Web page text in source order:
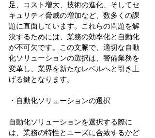
足、コスト増大、技術の進化、そしてセ
キュリティ脅威の増加など、数多くの課
題に直面しています。これらの問題を解
決するためには、業務の効率化と自動化
が不可欠です。この文脈で、適切な自動
化ソリューションの選択は、警備業務を
変革し、業界を新たなレベルへと引き上
げる鍵となります。
・自動化ソリューションの選択
自動化ソリューションを選択する際に
は、業務の特性とニーズに合致するかど